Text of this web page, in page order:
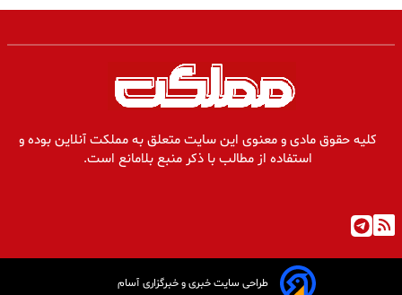
کلیه حقوق مادی و معنوی این سایت متعلق به مملکت آنلاین بوده و
استفاده از مطالب با ذکر منبع بلامانع است.
طراحی سایت خبری و خبرگزاری آسام